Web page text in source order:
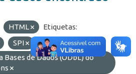
HTML
Etiquetas:
SPI
Licenças:
Bases de Dados (ODbL) do